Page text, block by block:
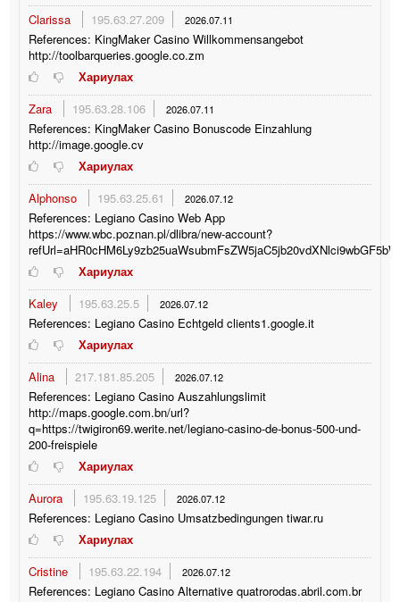
Clarissa
195.63.27.209 2026.07.11
References: KingMaker Casino Willkommensangebot
http://toolbarqueries.google.co.zm
Хариулах
Zara
195.63.28.106 2026.07.11
References: KingMaker Casino Bonuscode Einzahlung
http://image.google.cv
Хариулах
Alphonso
195.63.25.61 2026.07.12
References: Legiano Casino Web App
https://www.wbc.poznan.pl/dlibra/new-account?
Хариулах
Kaley
195.63.25.5 2026.07.12
References: Legiano Casino Echtgeld clients1.google.it
Хариулах
Alina
217.181.85.205 2026.07.12
References: Legiano Casino Auszahlungslimit
http://maps.google.com.bn/url?
q=https://twigiron69.werite.net/legiano-casino-de-bonus-500-und-
200-freispiele
Хариулах
Aurora
195.63.19.125 2026.07.12
References: Legiano Casino Umsatzbedingungen tiwar.ru
Хариулах
Cristine
195.63.22.194 2026.07.12
References: Legiano Casino Alternative quatrorodas.abril.com.br